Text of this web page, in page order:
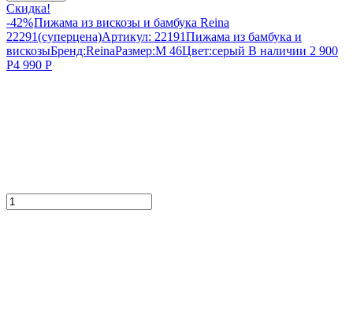
Скидка!
-42%Пижама из вискозы и бамбука Reina
22291(суперцена)Артикул: 22191Пижама из бамбука и
вискозыБренд:ReinaРазмер:M 46Цвет:серый В наличии 2 900
Р4 990 Р